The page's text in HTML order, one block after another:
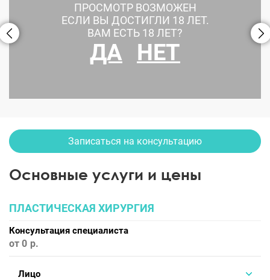
ПРОСМОТР ВОЗМОЖЕН
ЕСЛИ ВЫ ДОСТИГЛИ 18 ЛЕТ.
ВАМ ЕСТЬ 18 ЛЕТ?
ДА НЕТ
Записаться на консультацию
Основные услуги и цены
ПЛАСТИЧЕСКАЯ ХИРУРГИЯ
Консультация специалиста
от 0
Лицо